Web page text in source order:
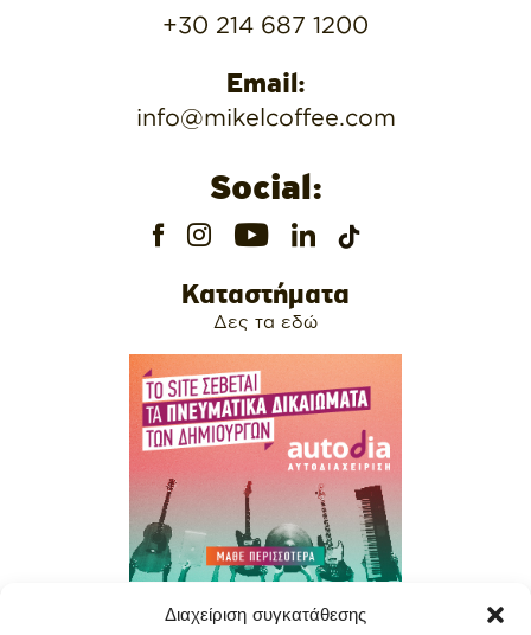
Διαχείριση συγκατάθεσης
+30 214 687 1200
Email:
info@mikelcoffee.com
Social:
Καταστήματα
Δες τα εδώ